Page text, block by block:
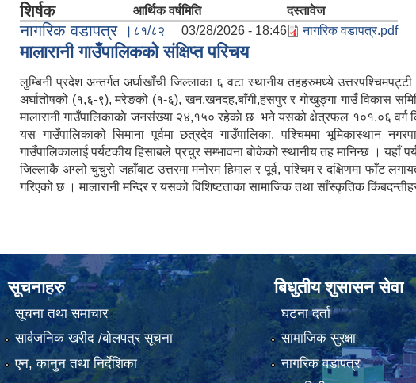
शिर्षक आर्थिक वर्षमिति दस्तावेज
नागरिक वडापत्र । ८१/८२ 03/28/2026 - 18:46 नागरिक वडापत्र.pdf
मालारानी गाउँपालिकको संक्षिप्त परिचय
लुम्बिनी प्रदेश अन्तर्गत अर्घाखाँची जिल्लाका ६ वटा स्थानीय तहहरुमध्ये
अर्घातोषको (१,६-९), मरेङको (१-६), खन,खनदह,बाँगी,हंसपुर र गोखुङ्गा गाउँ विकास
मालारानी गाउँपालिकाकाे जनसंख्या २४,१५० रहेकाे छ भने यसको क्षेत्रफल १०१.०६ वर्ग
यस गाउँपालिकाको सिमाना पूर्वमा छत्रदेव गाउँपालिका, पश्चिममा भूमिकास्थान
गाउँपालिकालाई पर्यटकीय हिसाबले प्रचुर सम्भावना बोकेको स्थानीय तह मानिन्छ ।
जिल्लाकै अग्लो चुचुरो जहाँबाट उत्तरमा मनोरम हिमाल र पूर्व, पश्चिम र दक्षिणमा फाँट
गरिएको छ । मालारानी मन्दिर र यसको विशिष्टताका सामाजिक तथा साँस्कृतिक
सूचनाहरु
सूचना तथा समाचार
सार्वजनिक खरीद /बोलपत्र सूचना
एन, कानुन तथा निर्देशिका
बिधुतीय शुसासन सेवा
घटना दर्ता
सामाजिक सुरक्षा
नागरिक वडापत्र